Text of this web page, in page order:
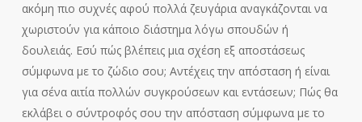
ακόμη πιο συχνές αφού πολλά ζευγάρια αναγκάζονται να
χωριστούν για κάποιο διάστημα λόγω σπουδών ή
δουλειάς. Εσύ πώς βλέπεις μια σχέση εξ αποστάσεως
σύμφωνα με το ζώδιο σου; Αντέχεις την απόσταση ή είναι
για σένα αιτία πολλών συγκρούσεων και εντάσεων; Πώς θα
εκλάβει ο σύντροφός σου την απόσταση σύμφωνα με το